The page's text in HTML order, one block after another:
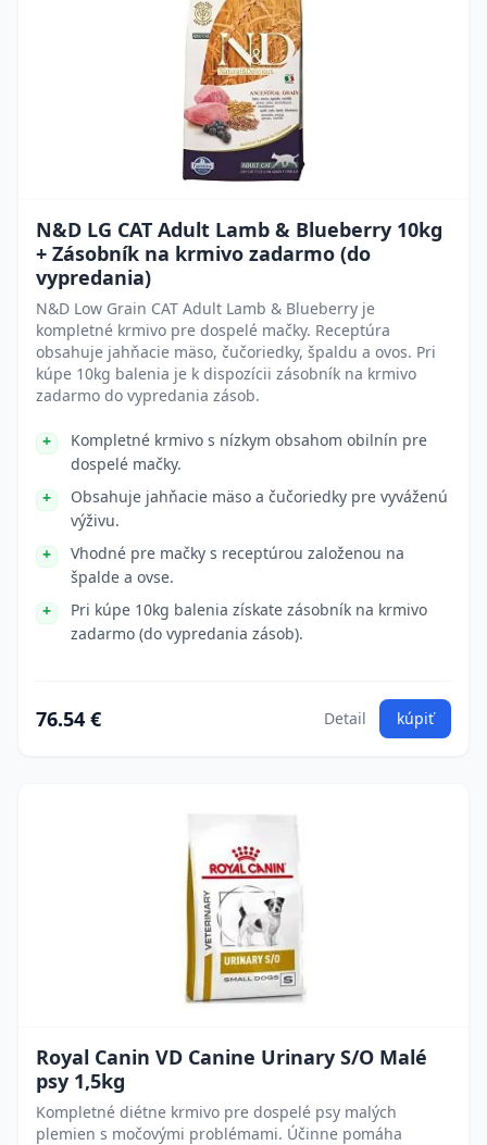
N&D LG CAT Adult Lamb & Blueberry 10kg
+ Zásobník na krmivo zadarmo (do
vypredania)
N&D Low Grain CAT Adult Lamb & Blueberry je
kompletné krmivo pre dospelé mačky. Receptúra
obsahuje jahňacie mäso, čučoriedky, špaldu a ovos. Pri
kúpe 10kg balenia je k dispozícii zásobník na krmivo
zadarmo do vypredania zásob.
Kompletné krmivo s nízkym obsahom obilnín pre
dospelé mačky.
Obsahuje jahňacie mäso a čučoriedky pre vyváženú
výživu.
Vhodné pre mačky s receptúrou založenou na
špalde a ovse.
Pri kúpe 10kg balenia získate zásobník na krmivo
zadarmo (do vypredania zásob).
76.54 € Detail kúpiť
Royal Canin VD Canine Urinary S/O Malé
psy 1,5kg
Kompletné diétne krmivo pre dospelé psy malých
plemien s močovými problémami. Účinne pomáha